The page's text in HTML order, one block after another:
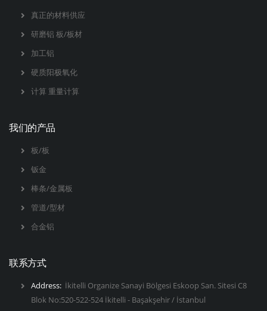
真正的材料供应
研磨铝 板/板材
加工铝
硬质阳极氧化
计算 重量计算
我们的产品
板/板
钣金
棒条/金属板
管道/型材
合金铝
联系方式
Address: İkitelli Organize Sanayi Bölgesi Eskoop San. Sitesi C8
Blok No:520-522-524 İkitelli - Başakşehir / İstanbul